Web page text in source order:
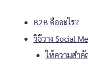
B2B คืออะไร?
วิธีวาง Social
ให้ความสำ